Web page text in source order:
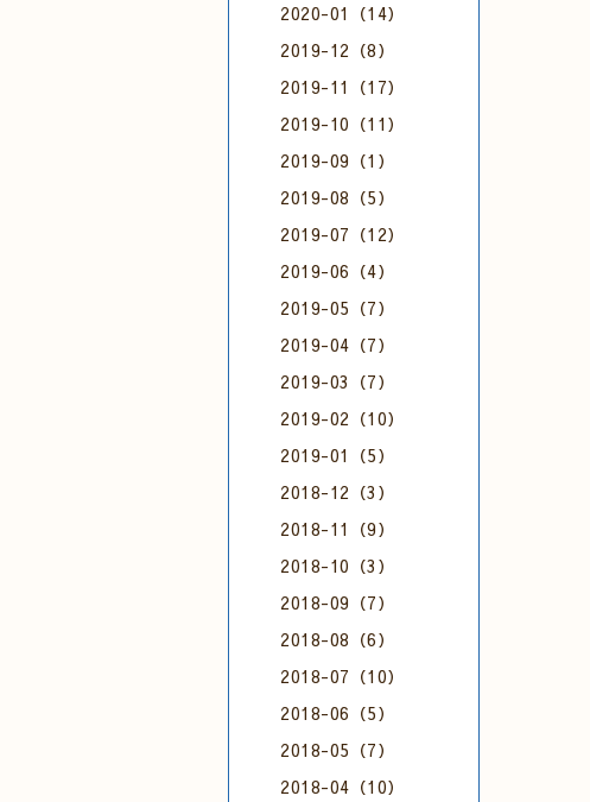
2020-01（14）
2019-12（8）
2019-11（17）
2019-10（11）
2019-09（1）
2019-08（5）
2019-07（12）
2019-06（4）
2019-05（7）
2019-04（7）
2019-03（7）
2019-02（10）
2019-01（5）
2018-12（3）
2018-11（9）
2018-10（3）
2018-09（7）
2018-08（6）
2018-07（10）
2018-06（5）
2018-05（7）
2018-04（10）